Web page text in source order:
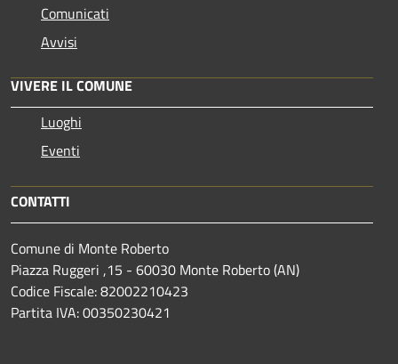
Comunicati
Avvisi
VIVERE IL COMUNE
Luoghi
Eventi
CONTATTI
Comune di Monte Roberto
Piazza Ruggeri ,15 - 60030 Monte Roberto (AN)
Codice Fiscale: 82002210423
Partita IVA: 00350230421